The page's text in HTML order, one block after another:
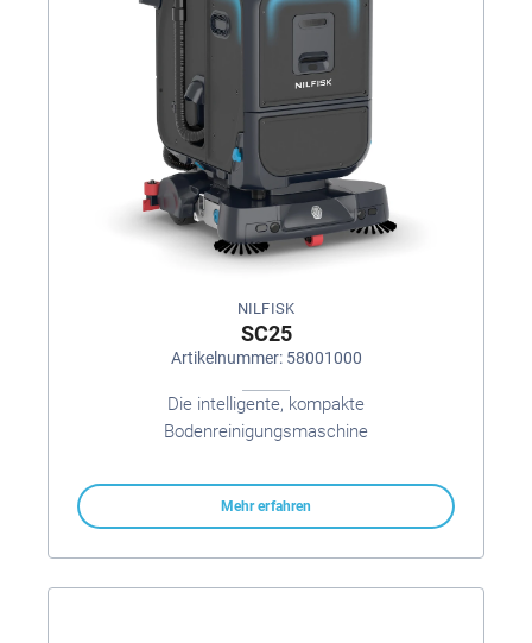
NILFISK
SC25
Artikelnummer: 58001000
Die intelligente, kompakte
Bodenreinigungsmaschine
Mehr erfahren